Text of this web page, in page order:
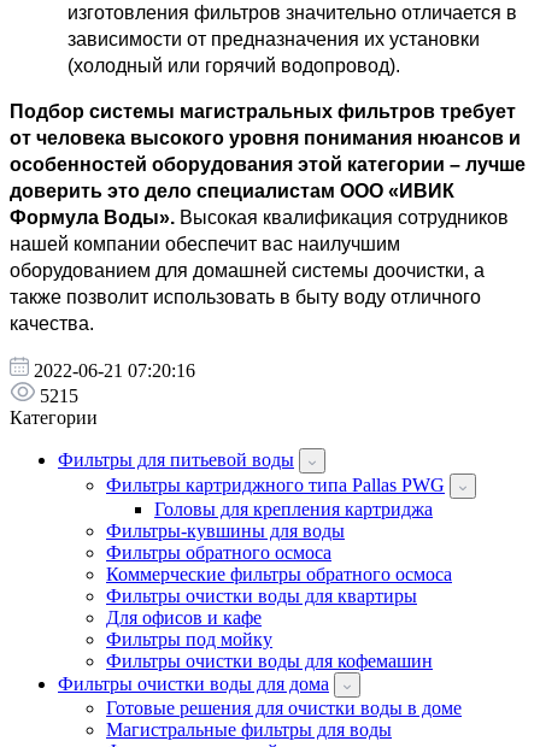
изготовления фильтров значительно отличается в
зависимости от предназначения их установки
(холодный или горячий водопровод).
Подбор системы магистральных фильтров требует
от человека высокого уровня понимания нюансов и
особенностей оборудования этой категории – лучше
доверить это дело специалистам ООО «ИВИК
Формула Воды». Высокая квалификация сотрудников
нашей компании обеспечит вас наилучшим
оборудованием для домашней системы доочистки, а
также позволит использовать в быту воду отличного
качества.
2022-06-21 07:20:16
5215
Категории
Фильтры для питьевой воды
Фильтры картриджного типа Pallas PWG
Головы для крепления картриджа
Фильтры-кувшины для воды
Фильтры обратного осмоса
Коммерческие фильтры обратного осмоса
Фильтры очистки воды для квартиры
Для офисов и кафе
Фильтры под мойку
Фильтры очистки воды для кофемашин
Фильтры очистки воды для дома
Готовые решения для очистки воды в доме
Магистральные фильтры для воды